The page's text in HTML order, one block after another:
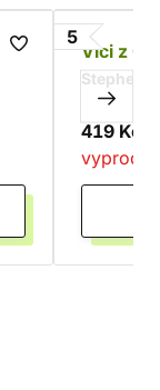
5
Vlci z
Stephen
419 Kč